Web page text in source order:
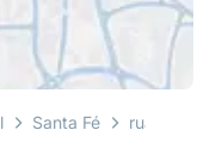
Santa Fé rua maria